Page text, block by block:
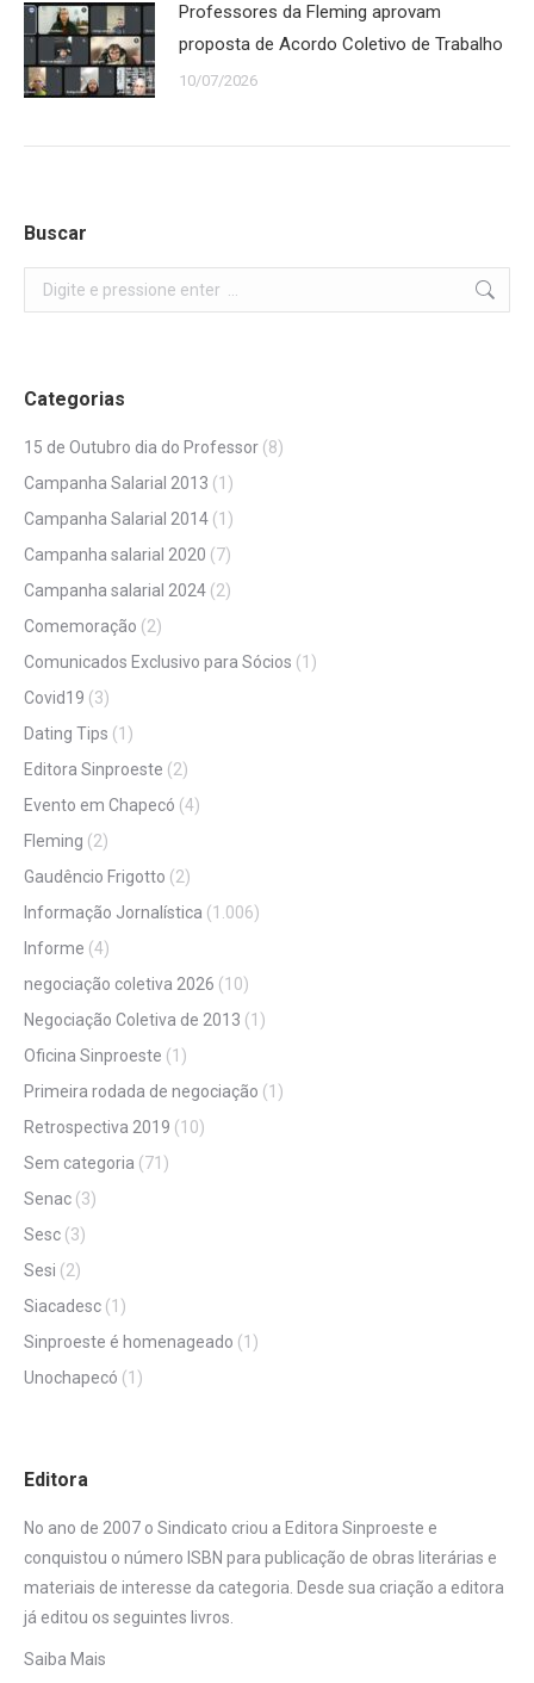
Professores da Fleming aprovam
proposta de Acordo Coletivo de Trabalho
10/07/2026
Buscar
Search:
Categorias
15 de Outubro dia do Professor (8)
Campanha Salarial 2013 (1)
Campanha Salarial 2014 (1)
Campanha salarial 2020 (7)
Campanha salarial 2024 (2)
Comemoração (2)
Comunicados Exclusivo para Sócios (1)
Covid19 (3)
Dating Tips (1)
Editora Sinproeste (2)
Evento em Chapecó (4)
Fleming (2)
Gaudêncio Frigotto (2)
Informação Jornalística (1.006)
Informe (4)
negociação coletiva 2026 (10)
Negociação Coletiva de 2013 (1)
Oficina Sinproeste (1)
Primeira rodada de negociação (1)
Retrospectiva 2019 (10)
Sem categoria (71)
Senac (3)
Sesc (3)
Sesi (2)
Siacadesc (1)
Sinproeste é homenageado (1)
Unochapecó (1)
Editora
No ano de 2007 o Sindicato criou a Editora Sinproeste e
conquistou o número ISBN para publicação de obras literárias e
materiais de interesse da categoria. Desde sua criação a editora
já editou os seguintes livros.
Saiba Mais